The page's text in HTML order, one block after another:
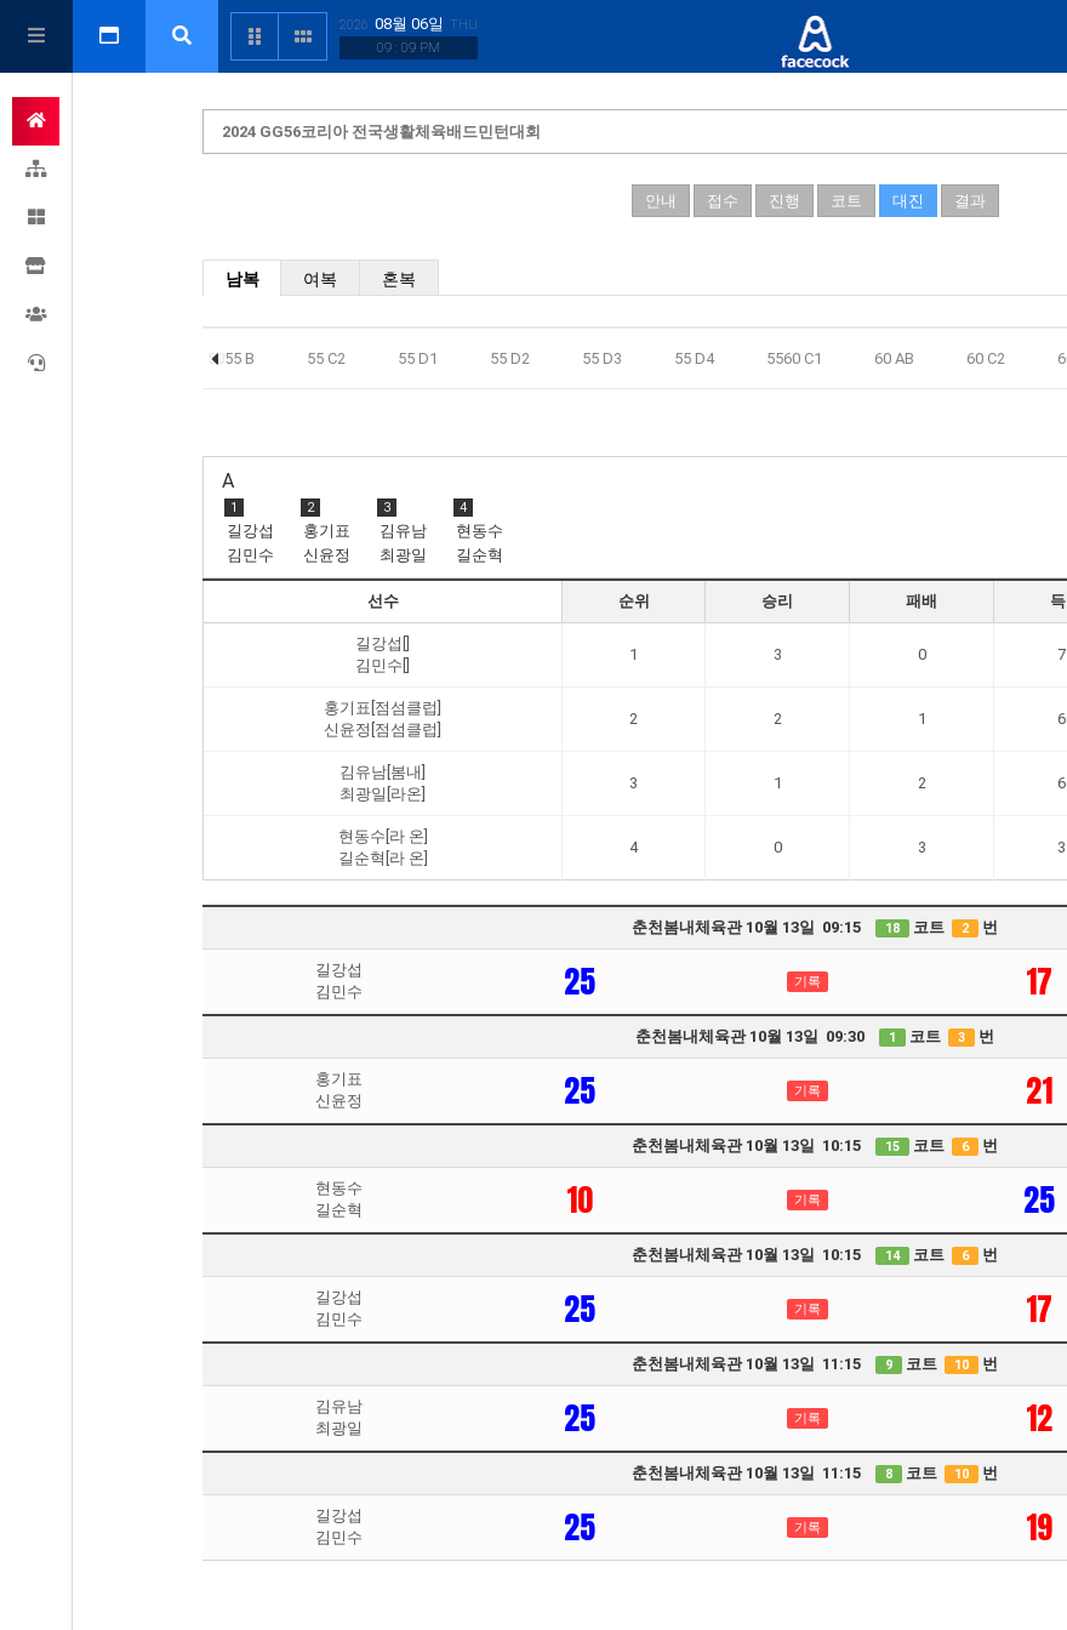
2026 08월 06일
THU
09 : 09 PM
2024 GG56코리아 전국생활체육배드민턴대회
안내 접수 진행 코트 대진 결과
남복 여복 혼복
50 D4 5055 B 55 C2 55 D1 55 D2 55 D3 55 D4 5560 C1 60 AB 60 C2
A
1
길강섭
김민수
2
홍기표
신윤정
3
김유남
최광일
4
현동수
길순혁
선수 순위 승리 패배
길강섭[]
김민수[]
1 3 0
홍기표[점섬클럽]
신윤정[점섬클럽]
2 2 1
김유남[봄내]
최광일[라온]
3 1 2
현동수[라 온]
길순혁[라 온]
4 0 3
춘천봄내체육관 10월 13일 09:15 18 코트 2 번
길강섭
김민수
25 기록 17
춘천봄내체육관 10월 13일 09:30 1 코트 3 번
홍기표
신윤정
25 기록 21
춘천봄내체육관 10월 13일 10:15 15 코트 6 번
현동수
길순혁
10 기록 25
춘천봄내체육관 10월 13일 10:15 14 코트 6 번
길강섭
김민수
25 기록 17
춘천봄내체육관 10월 13일 11:15 9 코트 10 번
김유남
최광일
25 기록 12
춘천봄내체육관 10월 13일 11:15 8 코트 10 번
길강섭
김민수
25 기록 19